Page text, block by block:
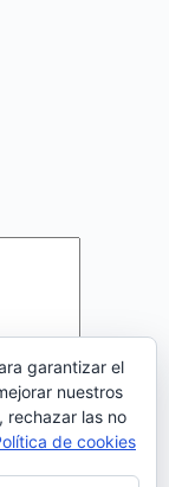
garantizar el
nuestros
rechazar las no
de cookies